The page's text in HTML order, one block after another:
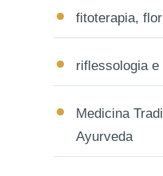
fitoterapia,
riflessologia e
Medicina
Ayurveda